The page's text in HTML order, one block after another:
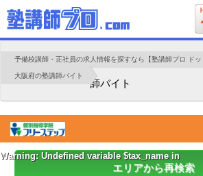
予備校講師・正社員の求人情報を探すなら【塾講師プロ ドッ
大阪府の塾講師バイト
師バイト
Warning: Undefined variable $tax_name in
エリアから再検索